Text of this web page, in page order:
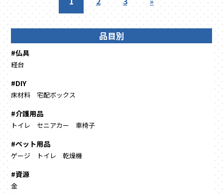
品目別
#仏具
経台
#DIY
床材料 宅配ボックス
#介護用品
トイレ セニアカー 車椅子
#ペット用品
ゲージ トイレ 乾燥機
#資源
金